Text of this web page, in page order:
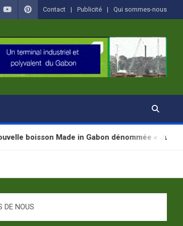
Contact Publicité Qui sommes-nous
in Gabon dénommée « Jugab »
DE NOUS